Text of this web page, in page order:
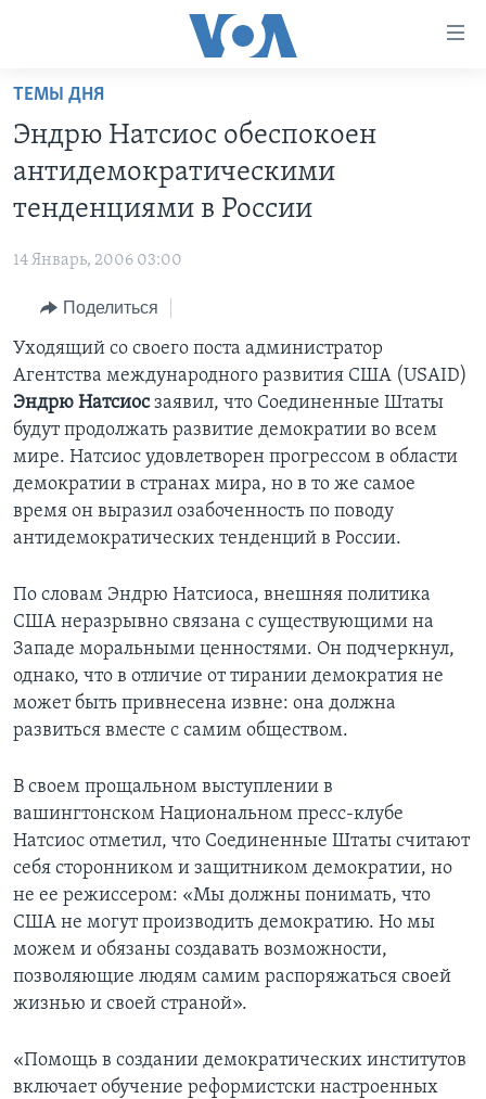
Перейти
основной
контент
основной
навигации
Перейти
поиск
ПРОГРАММЫ
ИТОГИ
ПОЧЕМУ ЭТО ВАЖНО?
ДИСКУССИЯ VOA
НЬЮ-ЙОРК NEW YORK
АМЕРИКА. БОЛЬШОЕ ПУТЕШЕСТВИЕ
НАША АМЕРИКАНСКАЯ ИСТОРИЯ
А КАК В АМЕРИКЕ?
АРТЕФАКТЫ
АМЕРИКАНСКИЕ ГОРОДКИ
ТЕСТЫ
ИНТЕРВЬЮ
ФАКТЫ ПРОТИВ ФЕЙКОВ
ЗА СВОБОДУ ПРЕССЫ
УЧИМ АНГЛИЙСКИЙ
ВИДЕО
ПОДПИСКА НА НОВОСТИ
Learning English
Языки
ТЕМЫ ДНЯ
Эндрю Натсиос обеспокоен
антидемократическими
тенденциями в России
14 Январь, 2006 03:00
Поделиться
Уходящий со своего поста администратор
Агентства международного развития США (USAID)
Эндрю Натсиосзаявил, что Соединенные Штаты
будут продолжать развитие демократии во всем
мире. Натсиос удовлетворен прогрессом в области
демократии в странах мира, но в то же самое
время он выразил озабоченность по поводу
антидемократических тенденций в России.
По словам Эндрю Натсиоса, внешняя политика
США неразрывно связана с существующими на
Западе моральными ценностями. Он подчеркнул,
однако, что в отличие от тирании демократия не
может быть привнесена извне: она должна
развиться вместе с самим обществом.
В своем прощальном выступлении в
вашингтонском Национальном пресс-клубе
Натсиос отметил, что Соединенные Штаты считают
себя сторонником и защитником демократии, но
не ее режиссером: «Мы должны понимать, что
США не могут производить демократию. Но мы
можем и обязаны создавать возможности,
позволяющие людям самим распоряжаться своей
жизнью и своей страной».
«Помощь в создании демократических институтов
включает обучение реформистски настроенных